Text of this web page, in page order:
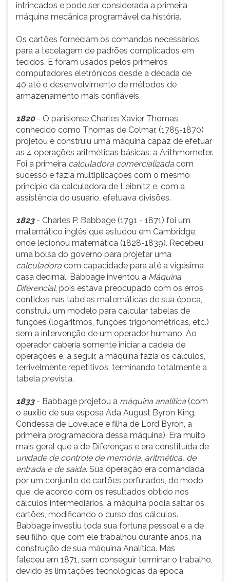
intrincados e pode ser considerada a primeira
máquina mecânica programável da história.
Os cartões forneciam os comandos necessários
para a tecelagem de padrões complicados em
tecidos. E foram usados pelos primeiros
computadores eletrônicos desde a década de
40 até o desenvolvimento de métodos de
armazenamento mais confiáveis.
1820- O parisiense Charles Xavier Thomas,
conhecido como Thomas de Colmar, (1785-1870)
projetou e construiu uma máquina capaz de efetuar
as 4 operações aritméticas básicas: a Arithmometer.
Foi a primeira calculadora comercializada com
sucesso e fazia multiplicações com o mesmo
princípio da calculadora de Leibnitz e, com a
assistência do usuário, efetuava divisões.
1823- Charles P. Babbage (1791 - 1871) foi um
matemático inglês que estudou em Cambridge,
onde lecionou matemática (1828-1839). Recebeu
uma bolsa do governo para projetar uma
calculadora com capacidade para até a vigésima
casa decimal. Babbage inventou a Máquina
Diferencial, pois estava preocupado com os erros
contidos nas tabelas matemáticas de sua época,
construiu um modelo para calcular tabelas de
funções (logaritmos, funções trigonométricas, etc.)
sem a intervenção de um operador humano. Ao
operador caberia somente iniciar a cadeia de
operações e, a seguir, a máquina fazia os cálculos,
terrivelmente repetitivos, terminando totalmente a
tabela prevista.
1833- Babbage projetou a máquina analítica (com
o auxílio de sua esposa Ada August Byron King,
Condessa de Lovelace e filha de Lord Byron, a
primeira programadora dessa máquina). Era muito
mais geral que a de Diferenças e era constituída de
unidade de controle de memória, aritmética, de
entrada e de saida. Sua operação era comandada
por um conjunto de cartões perfurados, de modo
que, de acordo com os resultados obtido nos
cálculos intermediários, a máquina podia saltar os
cartões, modificando o curso dos cálculos.
Babbage investiu toda sua fortuna pessoal e a de
seu filho, que com ele trabalhou durante anos, na
construção de sua máquina Analítica. Mas
faleceu em 1871, sem conseguir terminar o trabalho,
devido às limitações tecnológicas da época.